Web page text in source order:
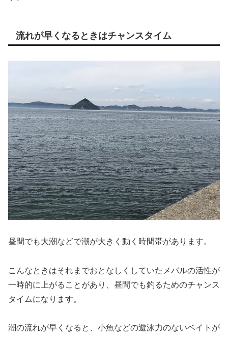
流れが早くなるときはチャンスタイム
昼間でも大潮などで潮が大きく動く時間帯があります。
こんなときはそれまでおとなしくしていたメバルの活性が
一時的に上がることがあり、昼間でも釣るためのチャンス
タイムになります。
潮の流れが早くなると、小魚などの遊泳力のないベイトが